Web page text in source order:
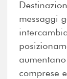
messaggi
comprese